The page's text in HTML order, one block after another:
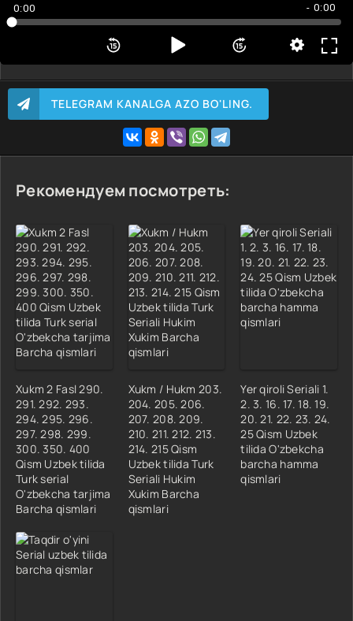
0:00 - 0:00
2 fasl 1 qism
2 fasl 4 qism
2 fasl 5 qismTELEGRAM KANALGA AZO BO'LING.
Рекомендуем посмотреть:
Xukm 2 Fasl 290.
291. 292. 293.
294. 295. 296.
297. 298. 299.
300. 350. 400
Qism Uzbek tilida
Turk serial
O'zbekcha tarjima
Barcha qismlari
Xukm / Hukm 203.
204. 205. 206.
207. 208. 209.
210. 211. 212. 213.
214. 215 Qism
Uzbek tilida Turk
Seriali Hukim
Xukim Barcha
qismlari
Yer qiroli Seriali 1.
2. 3. 16. 17. 18. 19.
20. 21. 22. 23. 24.
25 Qism Uzbek
tilida O'zbekcha
barcha hamma
qismlari